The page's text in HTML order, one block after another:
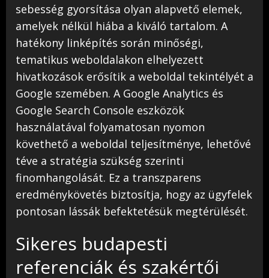
sebesség gyorsítása olyan alapvető elemek,
amelyek nélkül hiába a kiváló tartalom. A
hatékony linképítés során minőségi,
tematikus weboldalakon elhelyezett
hivatkozások erősítik a weboldal tekintélyét a
Google szemében. A Google Analytics és
Google Search Console eszközök
használatával folyamatosan nyomon
követhető a weboldal teljesítménye, lehetővé
téve a stratégia szükség szerinti
finomhangolását. Ez a transzparens
eredménykövetés biztosítja, hogy az ügyfelek
pontosan lássák befektetésük megtérülését.
Sikeres budapesti
referenciák és szakértői